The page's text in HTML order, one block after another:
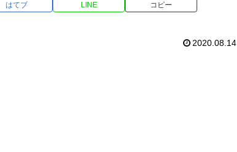
はてブ LINE コピー
2020.08.14